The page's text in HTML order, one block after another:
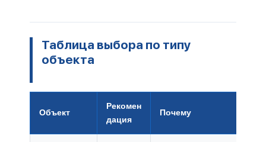
Таблица выбора по типу
объекта
Объект
Рекомен
дация
Почему